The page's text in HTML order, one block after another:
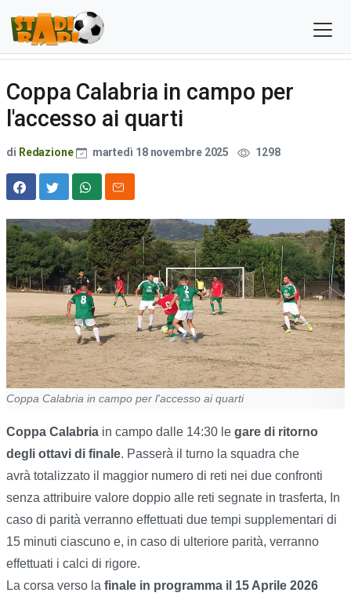
Coppa Calabria in campo per
l'accesso ai quarti
di Redazione martedì 18 novembre 2025 1298
Coppa Calabria in campo per l'accesso ai quarti
Coppa Calabria in campo dalle 14:30 le gare di ritorno
degli ottavi di finale. Passerà il turno la squadra che
avrà totalizzato il maggior numero di reti nei due confronti
senza attribuire valore doppio alle reti segnate in trasferta, In
caso di parità verranno effettuati due tempi supplementari di
15 minuti ciascuno e, in caso di ulteriore parità, verranno
effettuati i calci di rigore.
La corsa verso la finale in programma il 15 Aprile 2026